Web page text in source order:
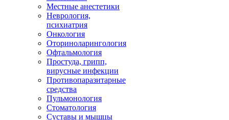
Местные анестетики
Неврология,
психиатрия
Онкология
Оториноларингология
Офтальмология
Простуда, грипп,
вирусные инфекции
Противопаразитарные
средства
Пульмонология
Стоматология
Суставы и мышцы